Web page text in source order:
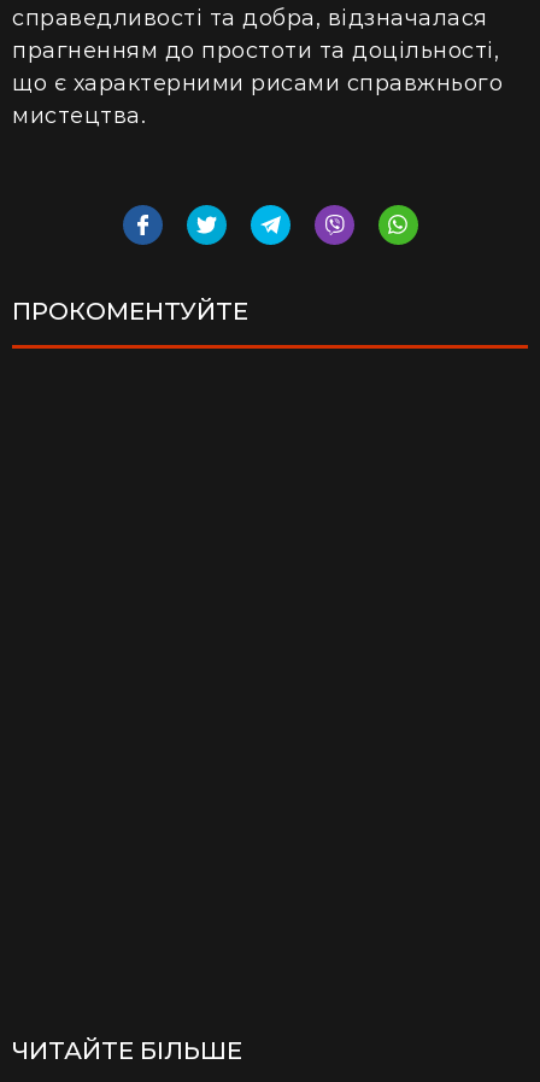
справедливості та добра, відзначалася
прагненням до простоти та доцільності,
що є характерними рисами справжнього
мистецтва.
ПРОКОМЕНТУЙТЕ
ЧИТАЙТЕ БІЛЬШЕ